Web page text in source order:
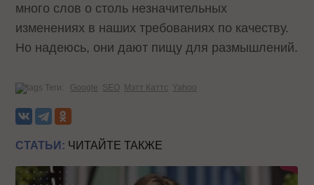
много слов о столь незначительных
изменениях в наших требованиях по качеству.
Но надеюсь, они дают пищу для размышлений.
Теги: Google SEO Мэтт Каттс Yahoo
СТАТЬИ: ЧИТАЙТЕ ТАКЖЕ